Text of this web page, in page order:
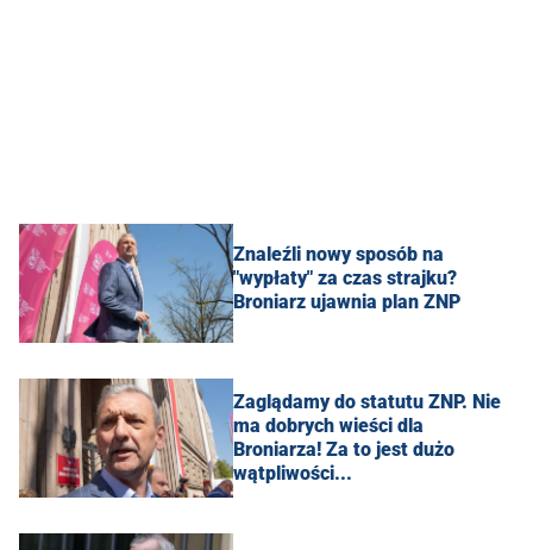
Znaleźli nowy sposób na
"wypłaty" za czas strajku?
Broniarz ujawnia plan ZNP
Zaglądamy do statutu ZNP. Nie
ma dobrych wieści dla
Broniarza! Za to jest dużo
wątpliwości...